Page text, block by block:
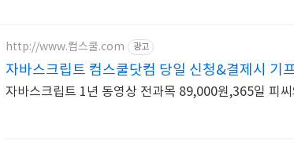
http://www.컴스쿨.com 광고
자바스크립트 컴스쿨닷컴 당일 신청&결제시 기
자바스크립트 1년 동영상 전과목 89,000원,365일 피